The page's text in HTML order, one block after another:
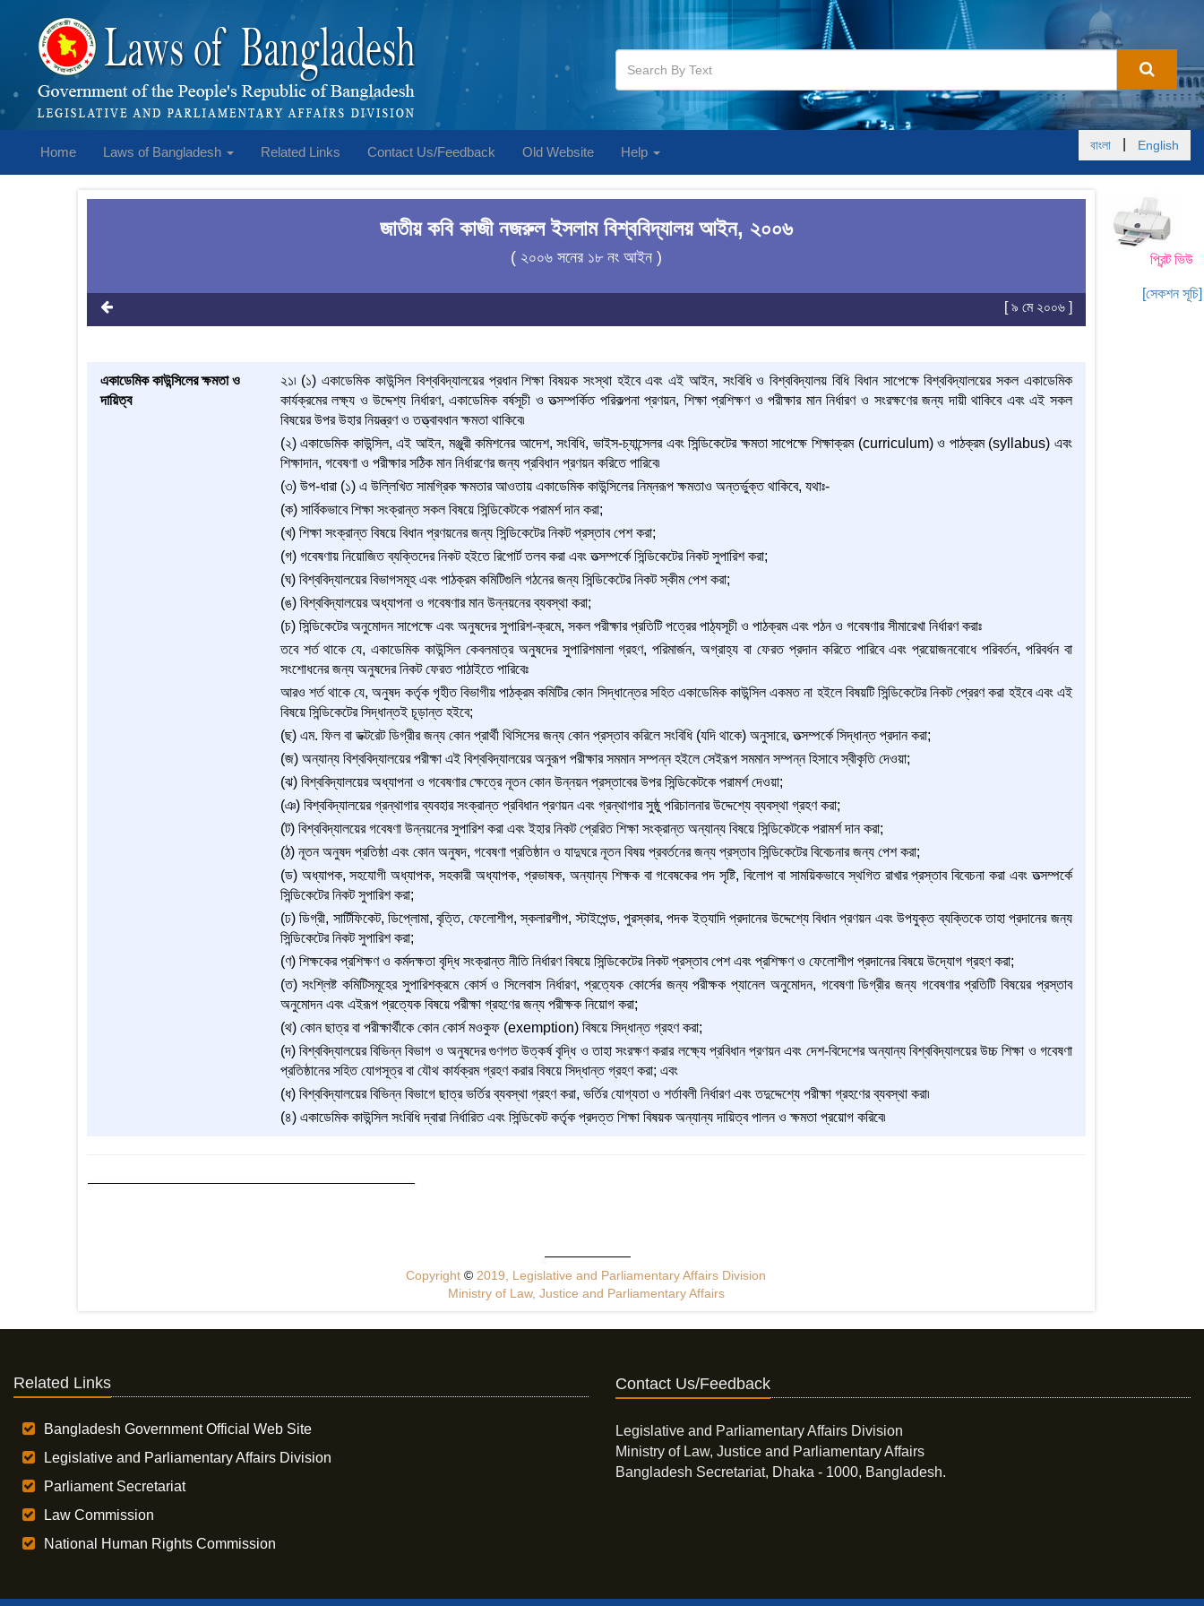
Home Laws of Bangladesh Related Links Contact Us/Feedback Old Website Help বাংলা English
প্রিন্ট ভিউ
[সেকশন সূচি]
জাতীয় কবি কাজী নজরুল ইসলাম বিশ্ববিদ্যালয় আইন, ২০০৬
( ২০০৬ সনের ১৮ নং আইন )
[ ৯ মে ২০০৬ ]
একাডেমিক কাউন্সিলের ক্ষমতা ও
দায়িত্ব
২১৷ (১) একাডেমিক কাউন্সিল বিশ্ববিদ্যালয়ের প্রধান শিক্ষা বিষয়ক সংস্থা হইবে এবং এই আইন, সংবিধি ও বিশ্ববিদ্যালয় বিধি বিধান সাপেক্ষে বিশ্ববিদ্যালয়ের সকল একাডেমিক
কার্যক্রমের লক্ষ্য ও উদ্দেশ্য নির্ধারণ, একাডেমিক বর্ষসূচী ও তত্সম্পর্কিত পরিকল্পনা প্রণয়ন, শিক্ষা প্রশিক্ষণ ও পরীক্ষার মান নির্ধারণ ও সংরক্ষণের জন্য দায়ী থাকিবে এবং এই সকল
বিষয়ের উপর উহার নিয়ন্ত্রণ ও তত্ত্বাবধান ক্ষমতা থাকিবে৷
(২) একাডেমিক কাউন্সিল, এই আইন, মঞ্জুরী কমিশনের আদেশ, সংবিধি, ভাইস-চ্যান্সেলর এবং সিন্ডিকেটের ক্ষমতা সাপেক্ষে শিক্ষাক্রম (curriculum) ও পাঠক্রম (syllabus) এবং
শিক্ষাদান, গবেষণা ও পরীক্ষার সঠিক মান নির্ধারণের জন্য প্রবিধান প্রণয়ন করিতে পারিবে৷
(৩) উপ-ধারা (১) এ উল্লিখিত সামগ্রিক ক্ষমতার আওতায় একাডেমিক কাউন্সিলের নিম্নরূপ ক্ষমতাও অন্তর্ভুক্ত থাকিবে, যথাঃ-
(ক) সার্বিকভাবে শিক্ষা সংক্রান্ত সকল বিষয়ে সিন্ডিকেটকে পরামর্শ দান করা;
(খ) শিক্ষা সংক্রান্ত বিষয়ে বিধান প্রণয়নের জন্য সিন্ডিকেটের নিকট প্রস্তাব পেশ করা;
(গ) গবেষণায় নিয়োজিত ব্যক্তিদের নিকট হইতে রিপোর্ট তলব করা এবং তত্সম্পর্কে সিন্ডিকেটের নিকট সুপারিশ করা;
(ঘ) বিশ্ববিদ্যালয়ের বিভাগসমূহ এবং পাঠক্রম কমিটিগুলি গঠনের জন্য সিন্ডিকেটের নিকট স্কীম পেশ করা;
(ঙ) বিশ্ববিদ্যালয়ের অধ্যাপনা ও গবেষণার মান উন্নয়নের ব্যবস্থা করা;
(চ) সিন্ডিকেটের অনুমোদন সাপেক্ষে এবং অনুষদের সুপারিশ-ক্রমে, সকল পরীক্ষার প্রতিটি পত্রের পাঠ্যসূচী ও পাঠক্রম এবং পঠন ও গবেষণার সীমারেখা নির্ধারণ করাঃ
তবে শর্ত থাকে যে, একাডেমিক কাউন্সিল কেবলমাত্র অনুষদের সুপারিশমালা গ্রহণ, পরিমার্জন, অগ্রাহ্য বা ফেরত প্রদান করিতে পারিবে এবং প্রয়োজনবোধে পরিবর্তন, পরিবর্ধন বা
সংশোধনের জন্য অনুষদের নিকট ফেরত পাঠাইতে পারিবেঃ
আরও শর্ত থাকে যে, অনুষদ কর্তৃক গৃহীত বিভাগীয় পাঠক্রম কমিটির কোন সিদ্ধান্তের সহিত একাডেমিক কাউন্সিল একমত না হইলে বিষয়টি সিন্ডিকেটের নিকট প্রেরণ করা হইবে এবং এই
বিষয়ে সিন্ডিকেটের সিদ্ধান্তই চূড়ান্ত হইবে;
(ছ) এম. ফিল বা ডক্টরেট ডিগ্রীর জন্য কোন প্রার্থী থিসিসের জন্য কোন প্রস্তাব করিলে সংবিধি (যদি থাকে) অনুসারে, তত্সম্পর্কে সিদ্ধান্ত প্রদান করা;
(জ) অন্যান্য বিশ্ববিদ্যালয়ের পরীক্ষা এই বিশ্ববিদ্যালয়ের অনুরূপ পরীক্ষার সমমান সম্পন্ন হইলে সেইরূপ সমমান সম্পন্ন হিসাবে স্বীকৃতি দেওয়া;
(ঝ) বিশ্ববিদ্যালয়ের অধ্যাপনা ও গবেষণার ক্ষেত্রে নূতন কোন উন্নয়ন প্রস্তাবের উপর সিন্ডিকেটকে পরামর্শ দেওয়া;
(ঞ) বিশ্ববিদ্যালয়ের গ্রন্থাগার ব্যবহার সংক্রান্ত প্রবিধান প্রণয়ন এবং গ্রন্থাগার সুষ্ঠু পরিচালনার উদ্দেশ্যে ব্যবস্থা গ্রহণ করা;
(ট) বিশ্ববিদ্যালয়ের গবেষণা উন্নয়নের সুপারিশ করা এবং ইহার নিকট প্রেরিত শিক্ষা সংক্রান্ত অন্যান্য বিষয়ে সিন্ডিকেটকে পরামর্শ দান করা;
(ঠ) নূতন অনুষদ প্রতিষ্ঠা এবং কোন অনুষদ, গবেষণা প্রতিষ্ঠান ও যাদুঘরে নূতন বিষয় প্রবর্তনের জন্য প্রস্তাব সিন্ডিকেটের বিবেচনার জন্য পেশ করা;
(ড) অধ্যাপক, সহযোগী অধ্যাপক, সহকারী অধ্যাপক, প্রভাষক, অন্যান্য শিক্ষক বা গবেষকের পদ সৃষ্টি, বিলোপ বা সাময়িকভাবে স্থগিত রাখার প্রস্তাব বিবেচনা করা এবং তত্সম্পর্কে
সিন্ডিকেটের নিকট সুপারিশ করা;
(ঢ) ডিগ্রী, সার্টিফিকেট, ডিপ্লোমা, বৃত্তি, ফেলোশীপ, স্কলারশীপ, স্টাইপেন্ড, পুরস্কার, পদক ইত্যাদি প্রদানের উদ্দেশ্যে বিধান প্রণয়ন এবং উপযুক্ত ব্যক্তিকে তাহা প্রদানের জন্য
সিন্ডিকেটের নিকট সুপারিশ করা;
(ণ) শিক্ষকের প্রশিক্ষণ ও কর্মদক্ষতা বৃদ্ধি সংক্রান্ত নীতি নির্ধারণ বিষয়ে সিন্ডিকেটের নিকট প্রস্তাব পেশ এবং প্রশিক্ষণ ও ফেলোশীপ প্রদানের বিষয়ে উদ্যোগ গ্রহণ করা;
(ত) সংশ্লিষ্ট কমিটিসমূহের সুপারিশক্রমে কোর্স ও সিলেবাস নির্ধারণ, প্রত্যেক কোর্সের জন্য পরীক্ষক প্যানেল অনুমোদন, গবেষণা ডিগ্রীর জন্য গবেষণার প্রতিটি বিষয়ের প্রস্তাব
অনুমোদন এবং এইরূপ প্রত্যেক বিষয়ে পরীক্ষা গ্রহণের জন্য পরীক্ষক নিয়োগ করা;
(থ) কোন ছাত্র বা পরীক্ষার্থীকে কোন কোর্স মওকুফ (exemption) বিষয়ে সিদ্ধান্ত গ্রহণ করা;
(দ) বিশ্ববিদ্যালয়ের বিভিন্ন বিভাগ ও অনুষদের গুণগত উত্কর্ষ বৃদ্ধি ও তাহা সংরক্ষণ করার লক্ষ্যে প্রবিধান প্রণয়ন এবং দেশ-বিদেশের অন্যান্য বিশ্ববিদ্যালয়ের উচ্চ শিক্ষা ও গবেষণা
প্রতিষ্ঠানের সহিত যোগসূত্র বা যৌথ কার্যক্রম গ্রহণ করার বিষয়ে সিদ্ধান্ত গ্রহণ করা; এবং
(ধ) বিশ্ববিদ্যালয়ের বিভিন্ন বিভাগে ছাত্র ভর্তির ব্যবস্থা গ্রহণ করা, ভর্তির যোগ্যতা ও শর্তাবলী নির্ধারণ এবং তদুদ্দেশ্যে পরীক্ষা গ্রহণের ব্যবস্থা করা৷
(৪) একাডেমিক কাউন্সিল সংবিধি দ্বারা নির্ধারিত এবং সিন্ডিকেট কর্তৃক প্রদত্ত শিক্ষা বিষয়ক অন্যান্য দায়িত্ব পালন ও ক্ষমতা প্রয়োগ করিবে৷
Copyright© 2019, Legislative and Parliamentary Affairs Division
Ministry of Law, Justice and Parliamentary Affairs
Related Links
Bangladesh Government Official Web Site
Legislative and Parliamentary Affairs Division
Parliament Secretariat
Law Commission
National Human Rights Commission
Contact Us/Feedback
Legislative and Parliamentary Affairs Division
Ministry of Law, Justice and Parliamentary Affairs
Bangladesh Secretariat, Dhaka - 1000, Bangladesh.